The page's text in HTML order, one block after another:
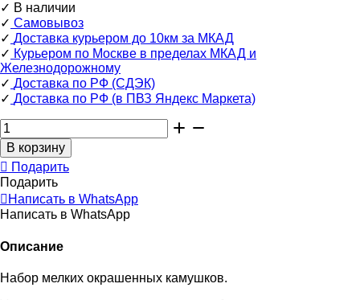
✓ В наличии
✓ Самовывоз
✓ Доставка курьером до 10км за МКАД
✓ Курьером по Москве в пределах МКАД и
Железнодорожному
✓ Доставка по РФ (СДЭК)
✓ Доставка по РФ (в ПВЗ Яндекс Маркета)
Подарить
Подарить
Написать в WhatsApp
Написать в WhatsApp
Описание
Набор мелких окрашенных камушков.